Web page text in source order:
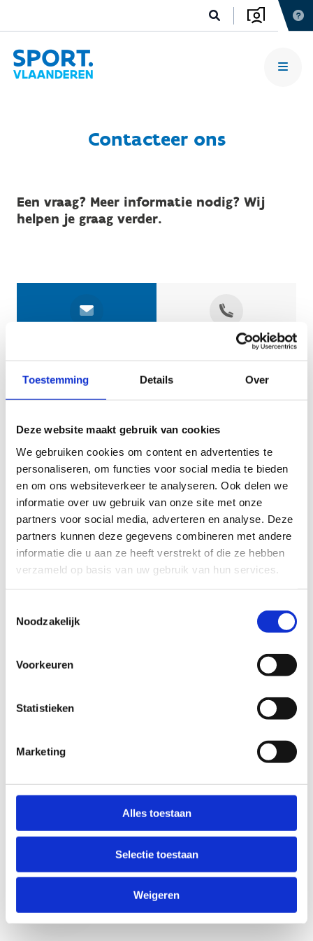
Toestemming Details Over
Deze website maakt gebruik van cookies
We gebruiken cookies om content en advertenties te
personaliseren, om functies voor social media te bieden
en om ons websiteverkeer te analyseren. Ook delen we
informatie over uw gebruik van onze site met onze
partners voor social media, adverteren en analyse. Deze
partners kunnen deze gegevens combineren met andere
informatie die u aan ze heeft verstrekt of die ze hebben
verzameld op basis van uw gebruik van hun services.
Noodzakelijk
Voorkeuren
Statistieken
Marketing
Alles toestaan
Selectie toestaan
Weigeren
Contacteer ons
Een vraag? Meer informatie nodig? Wij
helpen je graag verder.
Geef aan tot welk domein jouw vraag behoort
KIES EEN DOMEIN
Jouw vraag
Anti-Robot Verification
Click to start verification
Verzend